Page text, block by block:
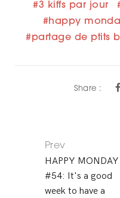
3 kiffs par jour
happy
partage de ptits
Share :
O
Prev
HAPPY MONDAY
#54: It's a good
week to have a